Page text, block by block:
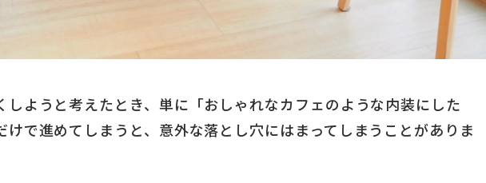
しようと考えたとき、単に「おしゃれなカフェのような内装にした
けで進めてしまうと、意外な落とし穴にはまってしまうことがありま